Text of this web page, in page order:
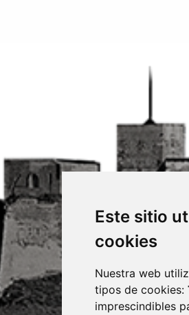
Este sitio
cookies
Nuestra web
tipos de cookies:
imprescindibles